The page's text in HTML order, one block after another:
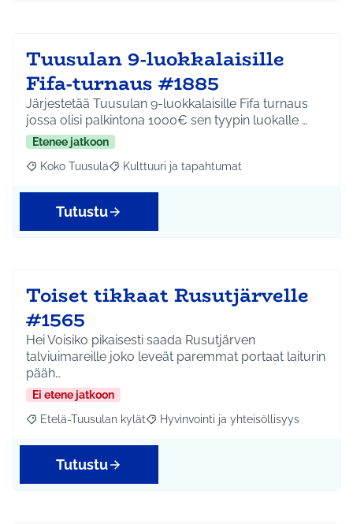
Tuusulan 9-luokkalaisille
Fifa-turnaus #1885
Järjestetää Tuusulan 9-luokkalaisille Fifa turnaus
jossa olisi palkintona 1000€ sen tyypin luokalle …
Etenee jatkoon
Rajaa tulokset aihepiirin mukaan: Koko Tuusula
Koko Tuusula Rajaa tulokset teeman mukaan: Kulttuuri ja
Kulttuuri ja tapahtumat
Tutustu
Toiset tikkaat Rusutjärvelle
#1565
Hei Voisiko pikaisesti saada Rusutjärven
talviuimareille joko leveät paremmat portaat laiturin
pääh…
Ei etene jatkoon
Rajaa tulokset aihepiirin mukaan: Etelä-Tuusulan kylät
Etelä-Tuusulan kylät Rajaa tulokset teeman mukaan:
Hyvinvointi ja yhteisöllisyys
Tutustu